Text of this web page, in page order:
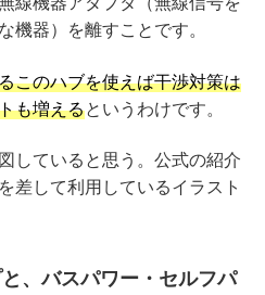
機器）を離すことです。
このハブを使えば干渉対策は
も増えるというわけです。
していると思う。公式の紹介
差して利用しているイラスト
、バスパワー・セルフパ